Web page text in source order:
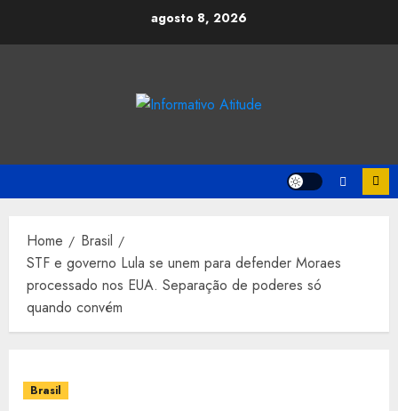
agosto 8, 2026
Home
Brasil
STF e governo Lula se unem para defender Moraes
processado nos EUA. Separação de poderes só
quando convém
Brasil